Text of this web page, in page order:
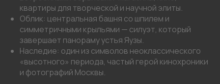
квартиры для творческой и научной элиты.
Облик: центральная башня со шпилем и
симметричными крыльями — силуэт, который
завершает панораму устья Яузы.
Наследие: один из символов неоклассического
«высотного» периода, частый герой кинохроники
и фотографий Москвы.